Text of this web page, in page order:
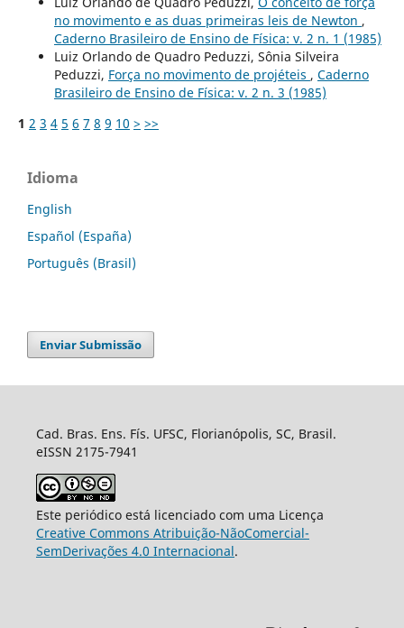
no movimento e as duas primeiras leis de Newton ,
Caderno Brasileiro de Ensino de Física: v. 2 n. 1 (1985)
Luiz Orlando de Quadro Peduzzi, Sônia Silveira
Peduzzi, Força no movimento de projéteis , Caderno
Brasileiro de Ensino de Física: v. 2 n. 3 (1985)
1 2 3 4 5 6 7 8 9 10 > >>
Idioma
English
Español (España)
Português (Brasil)
Enviar Submissão
Cad. Bras. Ens. Fís. UFSC, Florianópolis, SC, Brasil.
eISSN 2175-7941
Este periódico está licenciado com uma Licença
Creative Commons Atribuição-NãoComercial-
SemDerivações 4.0 Internacional.